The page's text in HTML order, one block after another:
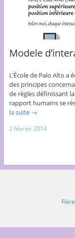
Modele
L’École de Palo Alto
des principes
de règles définissant
rapport humains se
la suite →
2 février 2014